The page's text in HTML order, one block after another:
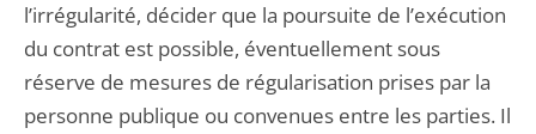
l’irrégularité, décider que la poursuite de l’exécution
du contrat est possible, éventuellement sous
réserve de mesures de régularisation prises par la
personne publique ou convenues entre les parties. Il